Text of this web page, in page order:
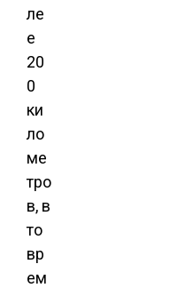
ле
е
20
0
ки
ло
ме
тро
в, в
то
вр
ем